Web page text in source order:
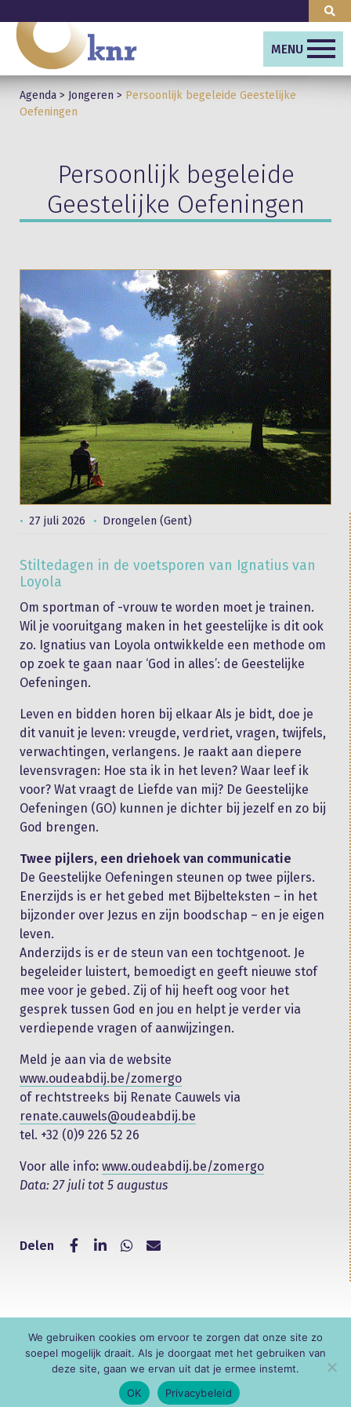
MENU
Agenda > Jongeren > Persoonlijk begeleide Geestelijke
Oefeningen
Persoonlijk begeleide
Geestelijke Oefeningen
27 juli 2026 Drongelen (Gent)
Stiltedagen in de voetsporen van Ignatius van
Loyola
Om sportman of -vrouw te worden moet je trainen.
Wil je vooruitgang maken in het geestelijke is dit ook
zo. Ignatius van Loyola ontwikkelde een methode om
op zoek te gaan naar ‘God in alles’: de Geestelijke
Oefeningen.
Leven en bidden horen bij elkaar Als je bidt, doe je
dit vanuit je leven: vreugde, verdriet, vragen, twijfels,
verwachtingen, verlangens. Je raakt aan diepere
levensvragen: Hoe sta ik in het leven? Waar leef ik
voor? Wat vraagt de Liefde van mij? De Geestelijke
Oefeningen (GO) kunnen je dichter bij jezelf en zo bij
God brengen.
Twee pijlers, een driehoek van communicatie
De Geestelijke Oefeningen steunen op twee pijlers.
Enerzijds is er het gebed met Bijbelteksten – in het
bijzonder over Jezus en zijn boodschap – en je eigen
leven.
Anderzijds is er de steun van een tochtgenoot. Je
begeleider luistert, bemoedigt en geeft nieuwe stof
mee voor je gebed. Zij of hij heeft oog voor het
gesprek tussen God en jou en helpt je verder via
verdiepende vragen of aanwijzingen.
Meld je aan via de website
www.oudeabdij.be/zomergo
of rechtstreeks bij Renate Cauwels via
renate.cauwels@oudeabdij.be
tel. +32 (0)9 226 52 26
Voor alle info: www.oudeabdij.be/zomergo
Data: 27 juli tot 5 augustus
Delen
© KNR
We gebruiken cookies om ervoor te zorgen dat onze site zo
soepel mogelijk draait. Als je doorgaat met het gebruiken van
deze site, gaan we ervan uit dat je ermee instemt.
OK
Privacybeleid